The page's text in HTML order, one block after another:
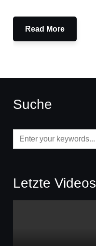
Read More
Suche
Letzte Videos